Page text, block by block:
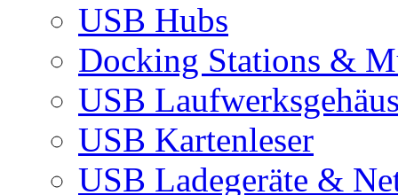
USB Hubs
Docking Stations &
USB
USB Kartenleser
USB Ladegeräte &